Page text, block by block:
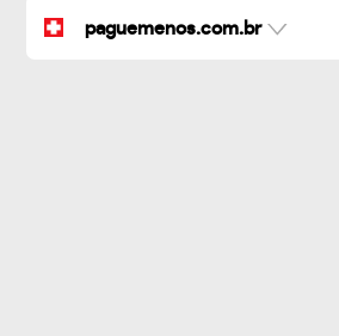
paguemenos.com.br